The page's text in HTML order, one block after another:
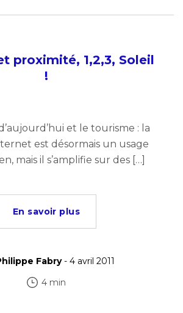
proximité, 1,2,3, Soleil
!
et le tourisme : la
est désormais un usage
mais il s’amplifie sur des […]
En savoir plus
Fabry- 4 avril 2011
4 min